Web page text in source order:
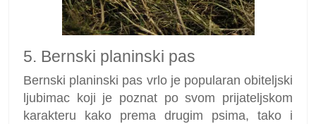
5. Bernski planinski pas
Bernski planinski pas vrlo je popularan obiteljski
ljubimac koji je poznat po svom prijateljskom
karakteru kako prema drugim psima, tako i